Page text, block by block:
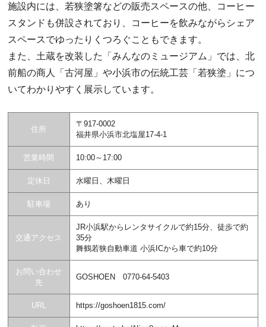
施設内には、若狭塗箸などの販売スペースの他、コーヒー
スタンドも併設されており、コーヒーを飲みながらシェア
スペースでゆったりくつろぐこともできます。
また、土蔵を改装した「みんなのミュージアム」では、北
前船の商人「古河屋」や小浜市の伝統工芸「若狭塗」につ
いてわかりやすく展示しています。
住所
〒917-0002
福井県小浜市北塩屋17-4-1
営業時間 10:00～17:00
定休日 水曜日、木曜日
駐車場 あり
交通アクセス
JR小浜駅からレンタサイクルで約15分、徒歩で約
35分
舞鶴若狭自動車道 小浜ICから車で約10分
お問い合わせ
先
GOSHOEN 0770-64-5403
URL https://goshoen1815.com/